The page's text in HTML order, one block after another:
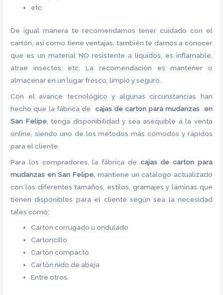
etc
De igual manera te recomendamos tener cuidado con el
cartón, así como tiene ventajas, también te damos a conocer
que es un material NO resistente a líquidos, es inflamable,
atrae insectos, etc. La recomendación es mantener o
almacenar en un lugar fresco, limpio y seguro.
Con el avance tecnológico y algunas circunstancias han
hecho que la fábrica de cajas de carton para mudanzas en
San Felipe, tenga disponibilidad y sea asequible a la venta
online, siendo uno de los métodos más cómodos y rápidos
para el cliente.
Para los compradores, la fábrica de cajas de carton para
mudanzas en San Felipe, mantiene un catálogo actualizado
con los diferentes tamaños, estilos, gramajes y láminas que
tienen disponibles para el cliente según sea la necesidad
tales como:
Cartón corrugado u ondulado
Cartoncillo
Cartón compacto
Cartón nido de abeja
Entre otros.